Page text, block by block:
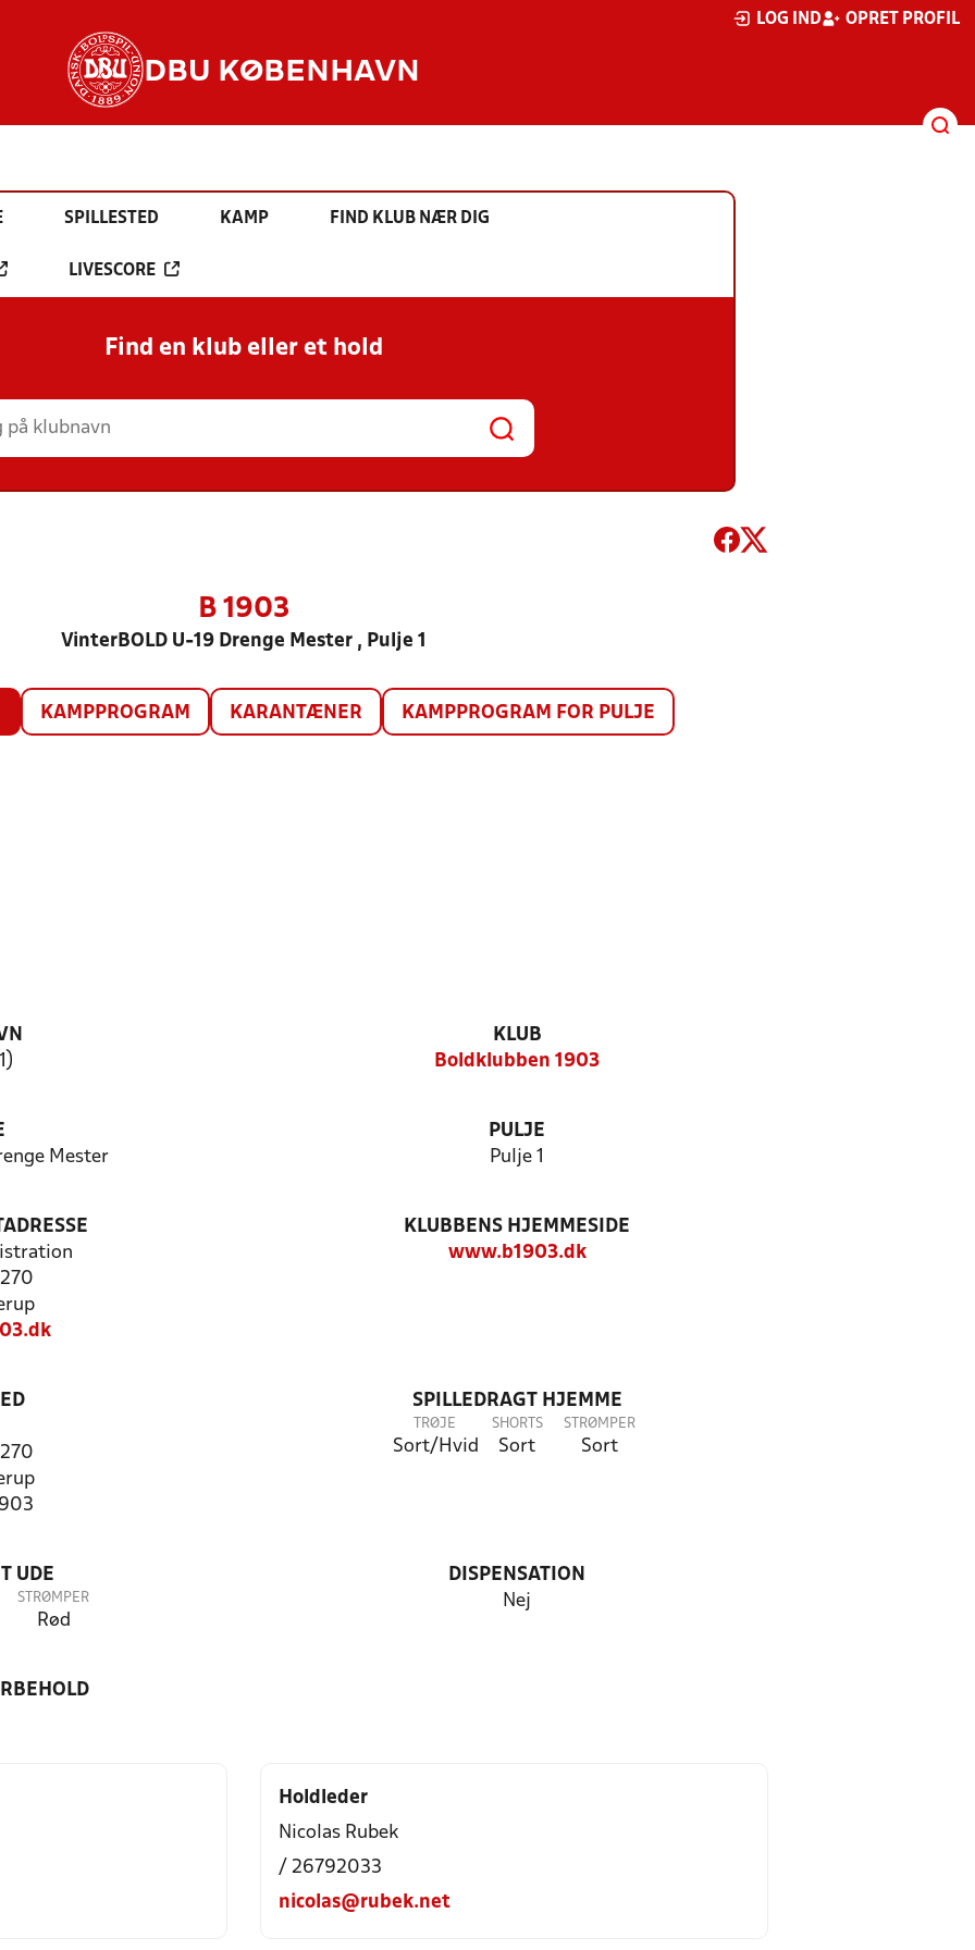
LOG IND OPRET PROFIL
DBU KØBENHAVN
SPILLESTED KAMP FIND KLUB NÆR DIG
LIVESCORE
Find en klub eller et hold
B 1903
VinterBOLD U-19 Drenge Mester , Pulje 1
KAMPPROGRAM KARANTÆNER KAMPPROGRAM FOR PULJE
KLUB
Boldklubben 1903
Mester
PULJE
Pulje 1
KLUBBENS HJEMMESIDE
www.b1903.dk
SPILLEDRAGT HJEMME
TRØJE
Sort/Hvid
SHORTS
Sort
STRØMPER
Sort
UDE
STRØMPER
Rød
DISPENSATION
Nej
Holdleder
Nicolas Rubek
/ 26792033
nicolas@rubek.net